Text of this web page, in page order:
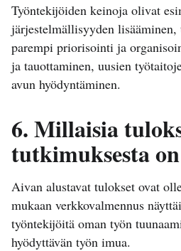
Työntekijöiden keinoja olivat
järjestelmällisyyden lisääminen,
parempi priorisointi ja
ja tauottaminen, uusien
avun hyödyntäminen.
6. Millaisia
tutkimuksesta
Aivan alustavat tulokset ovat
mukaan verkkovalmennus
työntekijöitä oman työn
hyödyttävän työn imua.